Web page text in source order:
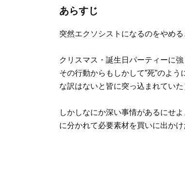
あらすじ
突然エクソシストになるのをやめ
クリスマス・誕生日パーティーに
その行動からもしかして”死”のよ
な訳はないと皆に突っ込まれていた
しかしなにか深い事情があるにせ
に分かれて必要素材を買いに出かけ